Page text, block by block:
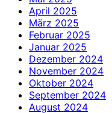
April 2025
März 2025
Februar 2025
Januar 2025
Dezember 2024
November 2024
Oktober 2024
September 2024
August 2024